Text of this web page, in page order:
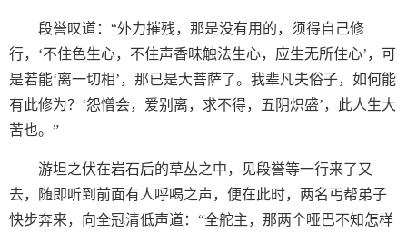
段誉叹道：“外力摧残，那是没有用的，须得自己修
行，‘不住色生心，不住声香味触法生心，应生无所住心’，可
是若能‘离一切相’，那已是大菩萨了。我辈凡夫俗子，如何能
有此修为？‘怨憎会，爱别离，求不得，五阴炽盛’，此人生大
苦也。”
游坦之伏在岩石后的草丛之中，见段誉等一行来了又
去，随即听到前面有人呼喝之声，便在此时，两名丐帮弟子
快步奔来，向全冠清低声道：“全舵主，那两个哑巴不知怎样